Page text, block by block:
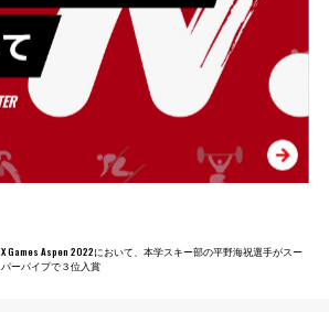
X Games Aspen 2022において、本学スキー部の平野海祝選手がスー
パーパイプで３位入賞